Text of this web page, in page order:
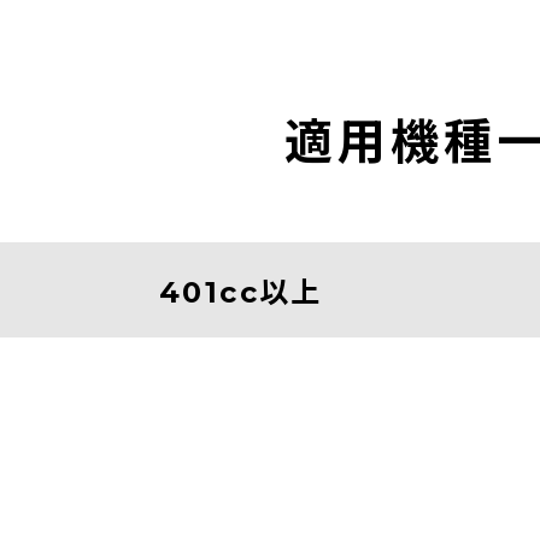
適用機種
401cc以上